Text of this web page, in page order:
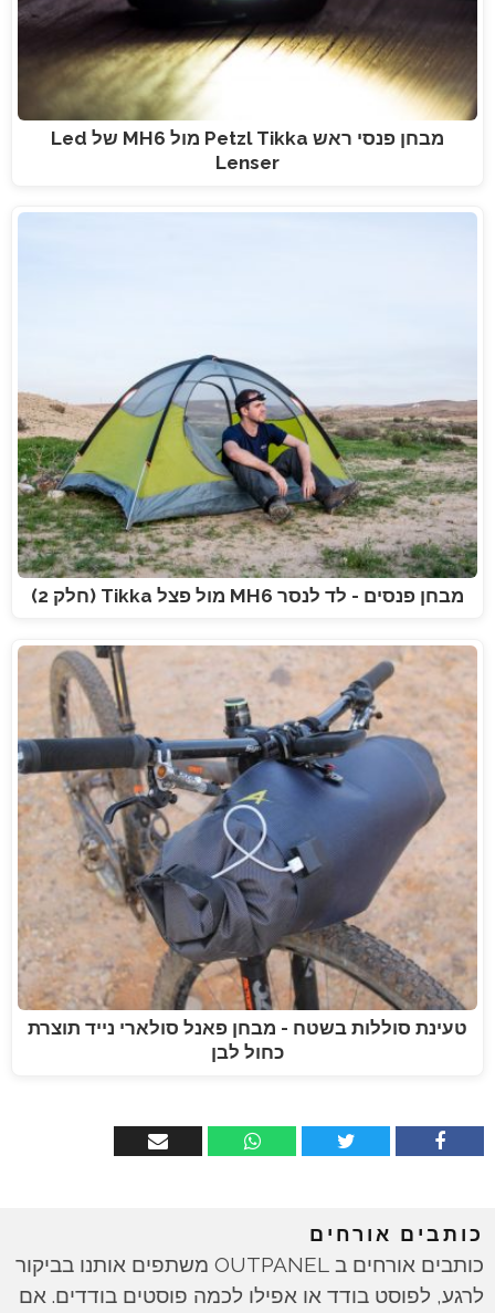
מבחן פנסי ראש Petzl Tikka מול MH6 של Led
Lenser
מבחן פנסים - לד לנסר MH6 מול פצל Tikka (חלק 2)
טעינת סוללות בשטח - מבחן פאנל סולארי נייד תוצרת
כחול לבן
כותבים אורחים
כותבים אורחים ב OUTPANEL משתפים אותנו בביקור
לרגע, לפוסט בודד או אפילו לכמה פוסטים בודדים. אם